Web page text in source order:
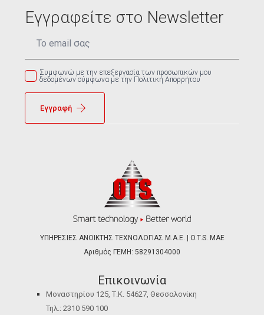
Εγγραφείτε στο Newsletter
Συμφωνώ με την επεξεργασία των προσωπικών μου
δεδομένων σύμφωνα με την Πολιτική Απορρήτου
Εγγραφή
ΥΠΗΡΕΣΙΕΣ ΑΝΟΙΚΤΗΣ ΤΕΧΝΟΛΟΓΙΑΣ Μ.Α.Ε. | O.T.S. ΜΑΕ
Αριθμός ΓΕΜΗ: 58291304000
Επικοινωνία
Μοναστηρίου 125, Τ.Κ. 54627, Θεσσαλονίκη
Τηλ.: 2310 590 100